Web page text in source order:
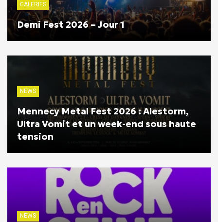
GALERIES
Demi Fest 2026 – Jour 1
NEWS
Mennecy Metal Fest 2026 : Alestorm,
Ultra Vomit et un week-end sous haute
tension
NEWS